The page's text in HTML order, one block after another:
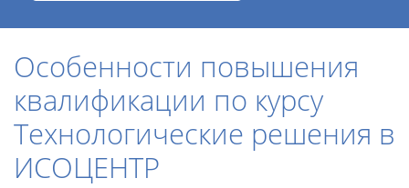
Особенности повышения
квалификации по курсу
Технологические решения в
ИСОЦЕНТР